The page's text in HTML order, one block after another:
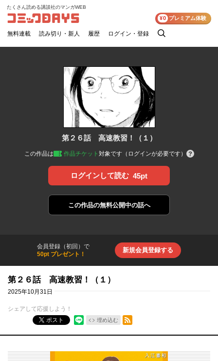
コミックDAYS
たくさん読める講談社のマンガWEB
無料連載 読み切り・新人 履歴 ログイン・登録
検
¥0 プレミアム体験
第２６話 高速教習！（１）
この作品は 作品チケット 対象です（ログインが必要です）
ログインして読む 45pt
この作品の無料公開中の話へ
会員登録（初回）で
50pt プレゼント！
新規会員登録する
第２６話 高速教習！（１）
2025年10月31日
シェアして応援しよう！
ポスト
埋め込む
RSSフィード